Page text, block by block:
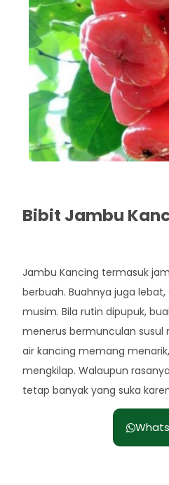
Bibit Jambu
Jambu Kancing termasuk
berbuah. Buahnya juga
musim. Bila rutin dipupuk,
menerus bermunculan susul
air kancing memang
mengkilap. Walaupun
tetap banyak yang suka